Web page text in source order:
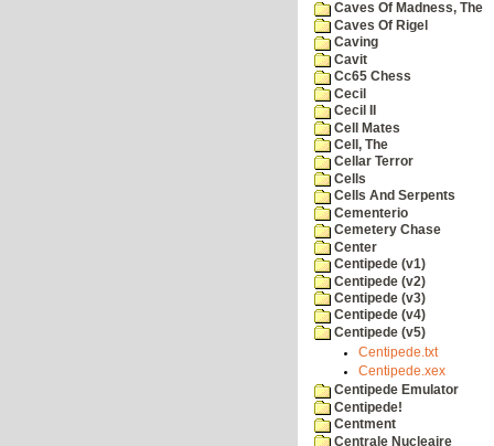
Caves Of Madness, The
Caves Of Rigel
Caving
Cavit
Cc65 Chess
Cecil
Cecil II
Cell Mates
Cell, The
Cellar Terror
Cells
Cells And Serpents
Cementerio
Cemetery Chase
Center
Centipede (v1)
Centipede (v2)
Centipede (v3)
Centipede (v4)
Centipede (v5)
Centipede.txt
Centipede.xex
Centipede Emulator
Centipede!
Centment
Centrale Nucleaire